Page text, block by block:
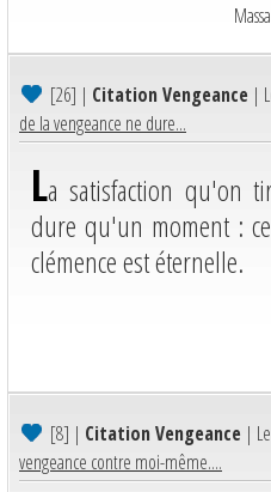
[26] | Citation Vengeance |
de la vengeance ne dure...
La satisfaction qu'on
dure qu'un moment :
clémence est éternelle.
[8] | Citation Vengeance |
vengeance contre moi-même....